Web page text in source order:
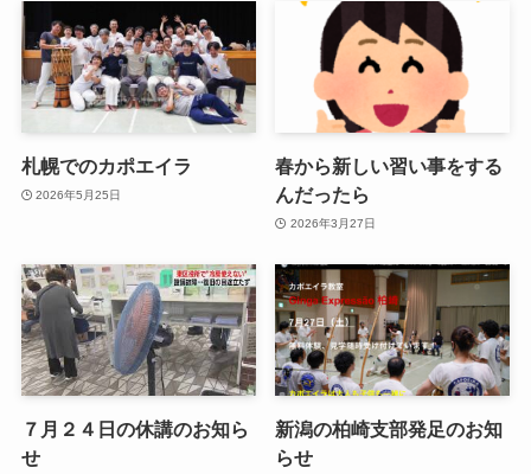
札幌でのカポエイラ
2026年5月25日
春から新しい習い事をする
んだったら
2026年3月27日
７月２４日の休講のお知ら
せ
新潟の柏崎支部発足のお知
らせ